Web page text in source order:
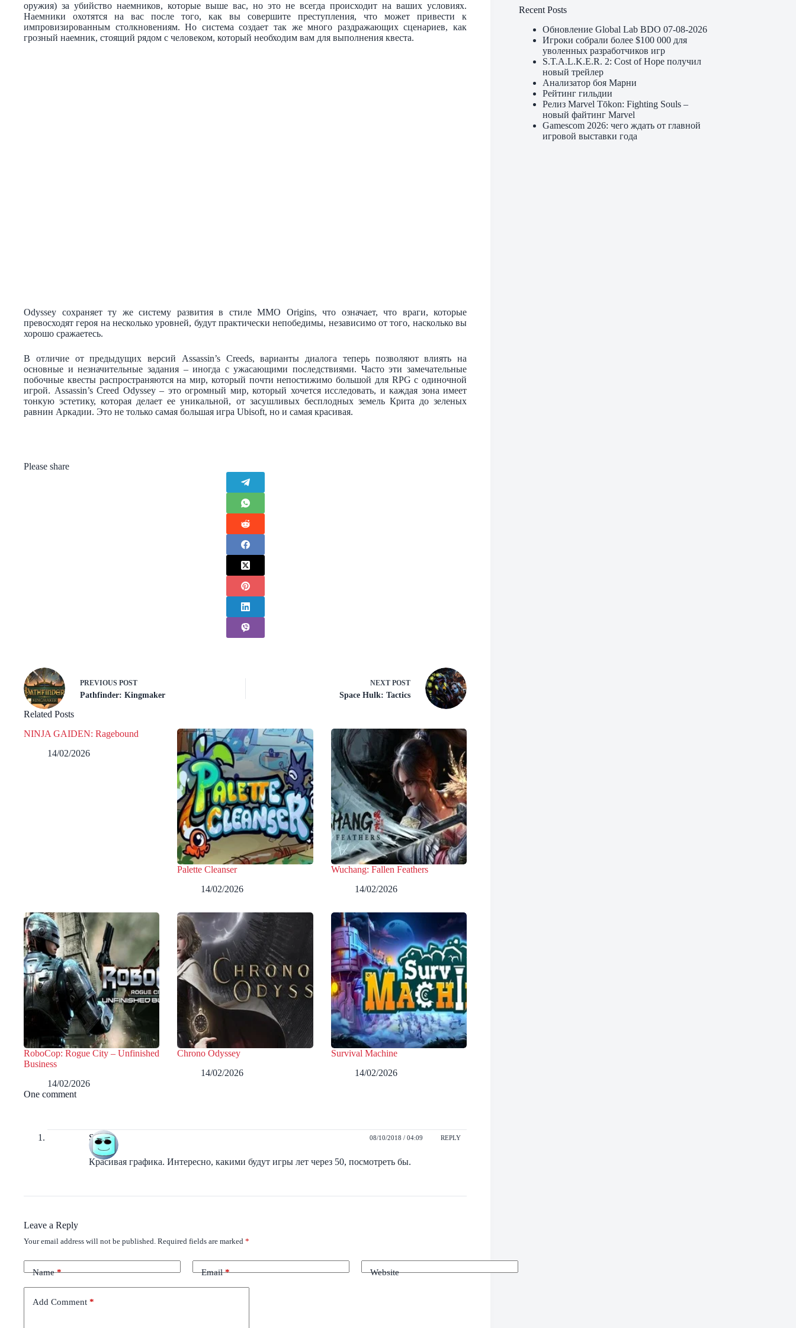
оружия) за убийство наемников, которые выше вас, но это не всегда происходит на ваших условиях.
Наемники охотятся на вас после того, как вы совершите преступления, что может привести к
импровизированным столкновениям. Но система создает так же много раздражающих сценариев, как
грозный наемник, стоящий рядом с человеком, который необходим вам для выполнения квеста.
Odyssey сохраняет ту же систему развития в стиле MMO Origins, что означает, что враги, которые
превосходят героя на несколько уровней, будут практически непобедимы, независимо от того, насколько вы
хорошо сражаетесь.
В отличие от предыдущих версий Assassin’s Creeds, варианты диалога теперь позволяют влиять на
основные и незначительные задания – иногда с ужасающими последствиями. Часто эти замечательные
побочные квесты распространяются на мир, который почти непостижимо большой для RPG с одиночной
игрой. Assassin’s Creed Odyssey – это огромный мир, который хочется исследовать, и каждая зона имеет
тонкую эстетику, которая делает ее уникальной, от засушливых бесплодных земель Крита до зеленых
равнин Аркадии. Это не только самая большая игра Ubisoft, но и самая красивая.
Please share
PREVIOUS POST
Pathfinder: Kingmaker
NEXT POST
Space Hulk: Tactics
Related Posts
NINJA GAIDEN: Ragebound
14/02/2026
Palette Cleanser
14/02/2026
Wuchang: Fallen Feathers
14/02/2026
RoboCop: Rogue City – Unfinished
Business
14/02/2026
Chrono Odyssey
14/02/2026
Survival Machine
14/02/2026
One comment
Sepf 08/10/2018 / 04:09 REPLY
Красивая графика. Интересно, какими будут игры лет через 50, посмотреть бы.
Leave a Reply
Your email address will not be published. Required fields are marked *
Name* Email* Website
Add Comment *
Recent Posts
Обновление Global Lab BDO 07-08-2026
Игроки собрали более $100 000 для
уволенных разработчиков игр
S.T.A.L.K.E.R. 2: Cost of Hope получил
новый трейлер
Анализатор боя Марни
Рейтинг гильдии
Релиз Marvel Tōkon: Fighting Souls –
новый файтинг Marvel
Gamescom 2026: чего ждать от главной
игровой выставки года